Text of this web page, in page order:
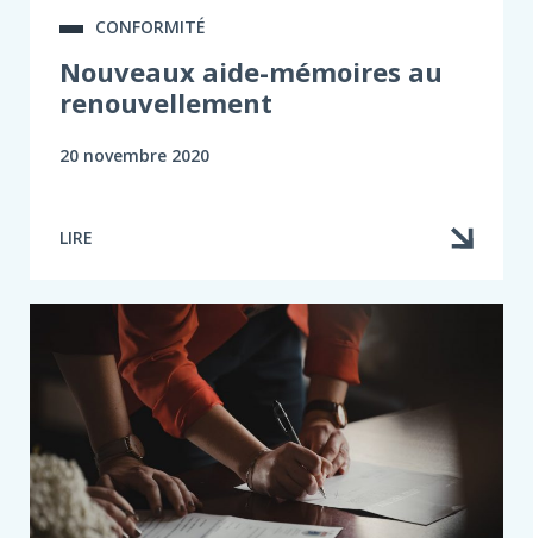
CONFORMITÉ
Nouveaux aide-mémoires au
renouvellement
20 novembre 2020
LIRE